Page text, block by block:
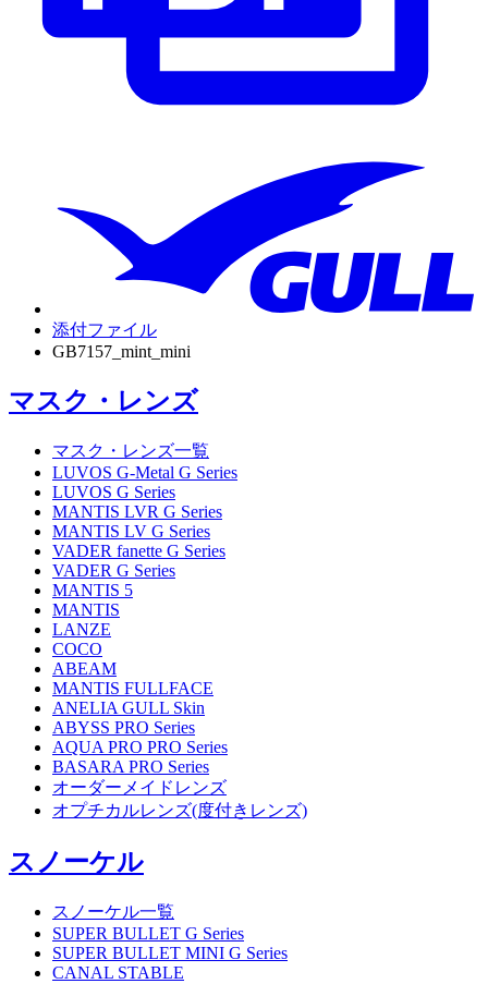
添付ファイル
GB7157_mint_mini
マスク・レンズ
マスク・レンズ一覧
LUVOS G-Metal G Series
LUVOS G Series
MANTIS LVR G Series
MANTIS LV G Series
VADER fanette G Series
VADER G Series
MANTIS 5
MANTIS
LANZE
COCO
ABEAM
MANTIS FULLFACE
ANELIA GULL Skin
ABYSS PRO Series
AQUA PRO PRO Series
BASARA PRO Series
オーダーメイドレンズ
オプチカルレンズ(度付きレンズ)
スノーケル
スノーケル一覧
SUPER BULLET G Series
SUPER BULLET MINI G Series
CANAL STABLE